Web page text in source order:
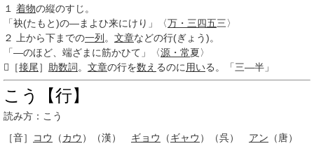
１
着物の縦のすじ。
「袂(たもと)の―まよひ来にけり」〈万・三四五三〉
２
上から下までの一列 。 文章などの行(ぎょう)。
「―のほど、端ざまに筋かひて」〈源・常夏〉
 ［接尾］ 助数詞。 文章の行を数え るのに 用いる。「三―半」
こう【行】
読み方：こう
［音］
コウ （カウ ）（漢） ギョウ （ギャウ ）（呉） アン （唐）